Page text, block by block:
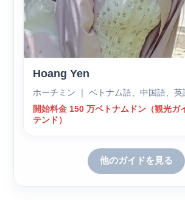
Hoang Yen
ホーチミン ｜ ベトナム語、中国語、英
開始料金 150 万ベトナムドン（観光ガ
テンド）
他のガイドを見る